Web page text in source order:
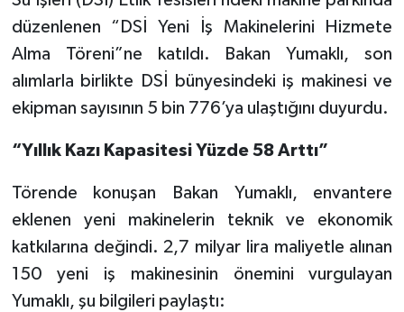
düzenlenen “DSİ Yeni İş Makinelerini Hizmete
Alma Töreni”ne katıldı. Bakan Yumaklı, son
alımlarla birlikte DSİ bünyesindeki iş makinesi ve
ekipman sayısının 5 bin 776’ya ulaştığını duyurdu.
“Yıllık Kazı Kapasitesi Yüzde 58 Arttı”
Törende konuşan Bakan Yumaklı, envantere
eklenen yeni makinelerin teknik ve ekonomik
katkılarına değindi. 2,7 milyar lira maliyetle alınan
150 yeni iş makinesinin önemini vurgulayan
Yumaklı, şu bilgileri paylaştı: